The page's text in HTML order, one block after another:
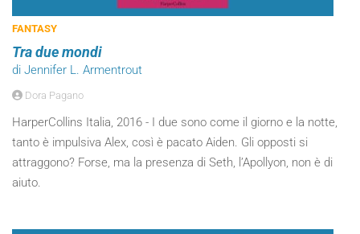
FANTASY
Tra due mondi
di Jennifer L. Armentrout
Dora Pagano
HarperCollins Italia, 2016 - I due sono come il giorno e la notte,
tanto è impulsiva Alex, così è pacato Aiden. Gli opposti si
attraggono? Forse, ma la presenza di Seth, l’Apollyon, non è di
aiuto.